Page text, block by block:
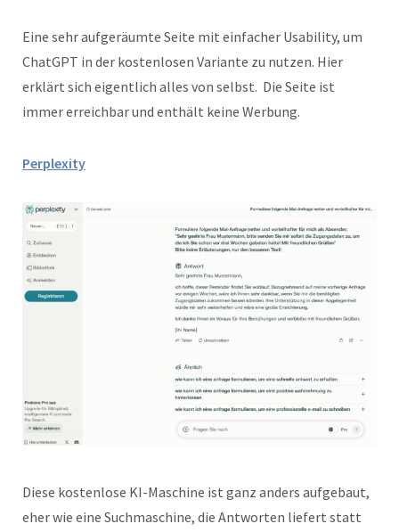
Eine sehr aufgeräumte Seite mit einfacher Usability, um
ChatGPT in der kostenlosen Variante zu nutzen. Hier
erklärt sich eigentlich alles von selbst. Die Seite ist
immer erreichbar und enthält keine Werbung.
Perplexity
Diese kostenlose KI-Maschine ist ganz anders aufgebaut,
eher wie eine Suchmaschine, die Antworten liefert statt